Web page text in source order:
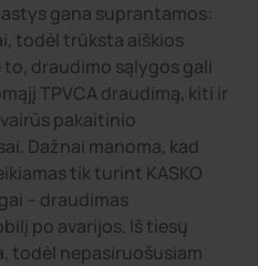
gana suprantamos:
todėl trūksta aiškios
draudimo sąlygos gali
TPVCA draudimą, kiti ir
pakaitinio
Dažnai manoma, kad
tik turint KASKO
– draudimas
po avarijos. Iš tiesų
todėl nepasiruošusiam